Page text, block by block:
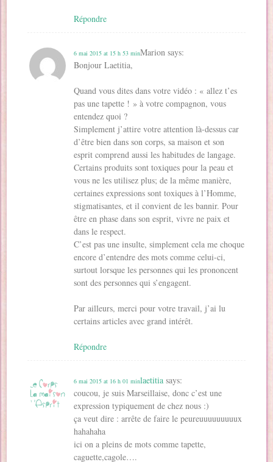
Répondre
Marion says:
6 mai 2015 at 15 h 53 min
Bonjour Laetitia,
Quand vous dites dans votre vidéo : « allez t’es
pas une tapette ! » à votre compagnon, vous
entendez quoi ?
Simplement j’attire votre attention là-dessus car
d’être bien dans son corps, sa maison et son
esprit comprend aussi les habitudes de langage.
Certains produits sont toxiques pour la peau et
vous ne les utilisez plus; de la même manière,
certaines expressions sont toxiques à l’Homme,
stigmatisantes, et il convient de les bannir. Pour
être en phase dans son esprit, vivre ne paix et
dans le respect.
C’est pas une insulte, simplement cela me choque
encore d’entendre des mots comme celui-ci,
surtout lorsque les personnes qui les prononcent
sont des personnes qui s’engagent.
Par ailleurs, merci pour votre travail, j’ai lu
certains articles avec grand intérêt.
Répondre
laetitia says:
6 mai 2015 at 16 h 01 min
coucou, je suis Marseillaise, donc c’est une
expression typiquement de chez nous :)
ça veut dire : arrête de faire le peureuuuuuuuuux
hahahaha
ici on a pleins de mots comme tapette,
caguette,cagole….